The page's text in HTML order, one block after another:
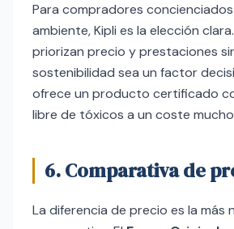
Para compradores
ambiente, Kipli es la elección
priorizan precio y prestaciones
sostenibilidad sea un factor
ofrece un producto certificado
libre de tóxicos a un coste
6. Comparativa de
La diferencia de precio es la más